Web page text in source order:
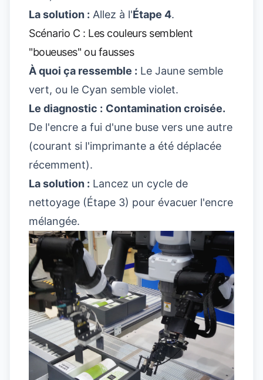
La solution : Allez à l'Étape 4.
Scénario C : Les couleurs semblent
"boueuses" ou fausses
À quoi ça ressemble : Le Jaune semble
vert, ou le Cyan semble violet.
Le diagnostic : Contamination croisée.
De l'encre a fui d'une buse vers une autre
(courant si l'imprimante a été déplacée
récemment).
La solution : Lancez un cycle de
nettoyage (Étape 3) pour évacuer l'encre
mélangée.